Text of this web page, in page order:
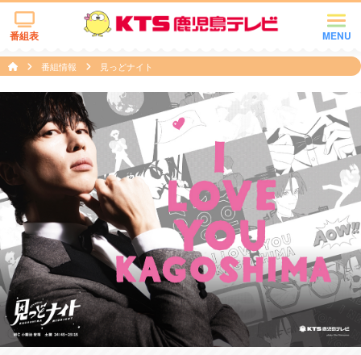
MENU
番組表
番組情報 見っどナイト